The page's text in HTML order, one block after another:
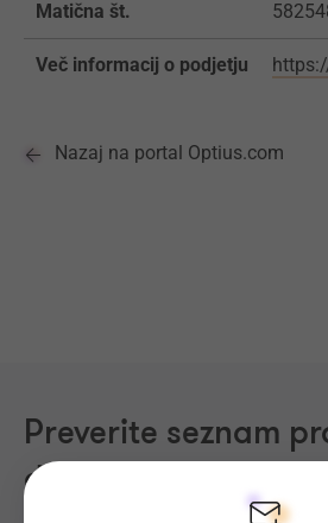
Matična št.
Več informacij o podjetju
Nazaj na portal Optius.com
Preverite seznam
delovnih mest